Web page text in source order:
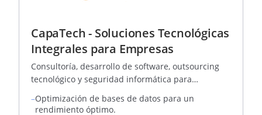
CapaTech - Soluciones Tecnológicas
Integrales para Empresas
Consultoría, desarrollo de software, outsourcing
tecnológico y seguridad informática para
–Optimización de bases de datos para un
rendimiento óptimo.